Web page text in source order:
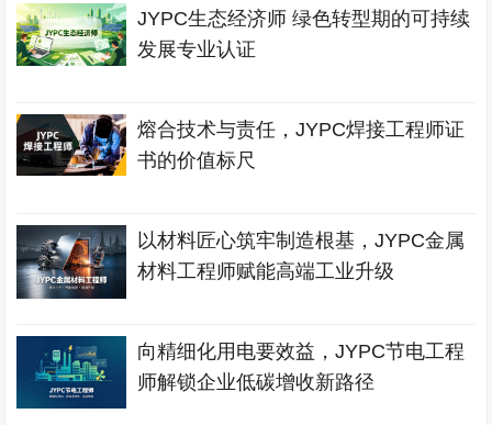
JYPC生态经济师 绿色转型期的可持续
发展专业认证
熔合技术与责任，JYPC焊接工程师证
书的价值标尺
以材料匠心筑牢制造根基，JYPC金属
材料工程师赋能高端工业升级
向精细化用电要效益，JYPC节电工程
师解锁企业低碳增收新路径